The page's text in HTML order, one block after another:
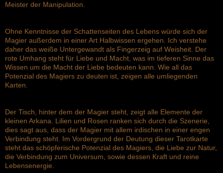
Meister der Manipulation.
Ohne Kenntnisse der Schattenseiten des Lebens würde sich der
Magier außerdem in einer Art Halbwissen ergehen. Ich verstehe
daher das weiße Untergewandt als Fingerzeig auf Weisheit. Der
rote Umhang steht für Liebe und Macht, was im tieferen Sinne das
Wissen um die Macht der Liebe bedeuten kann. Wie all das
Potenzial des Magiers zu deuten ist, zeigen alle umliegenden
Karten.
Der Tisch, hinter dem der Magier steht, zeigt alle Elemente der
kleinen Arkana. Lilien und Rosen ranken sich durch die Szenerie,
dies sagt aus, dass der Magier mit allem irdischen in einer engen
Verbindung steht. Im Vordergrund der Deutung dieser Tarotkarte
steht das schöpferische Potenzial des Magiers, die Liebe zur Natur,
die Verbindung zum Universum, sowie dessen Kraft und reine
Lebensenergie.